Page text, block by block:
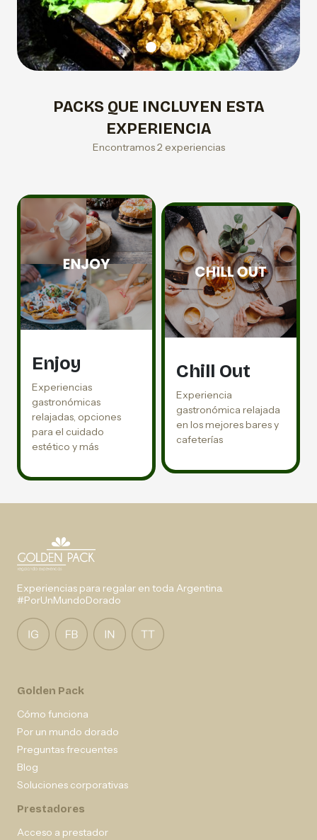
PACKS QUE INCLUYEN ESTA
EXPERIENCIA
Encontramos 2 experiencias
Enjoy
Experiencias
gastronómicas
relajadas, opciones
para el cuidado
estético y más
Chill Out
Experiencia
gastronómica relajada
en los mejores bares y
cafeterías
Experiencias para regalar en toda Argentina.
#PorUnMundoDorado
Golden Pack
Cómo funciona
Por un mundo dorado
Preguntas frecuentes
Blog
Soluciones corporativas
Prestadores
Acceso a prestador